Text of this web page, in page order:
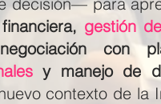
gestión
con
y manejo de
contexto de la